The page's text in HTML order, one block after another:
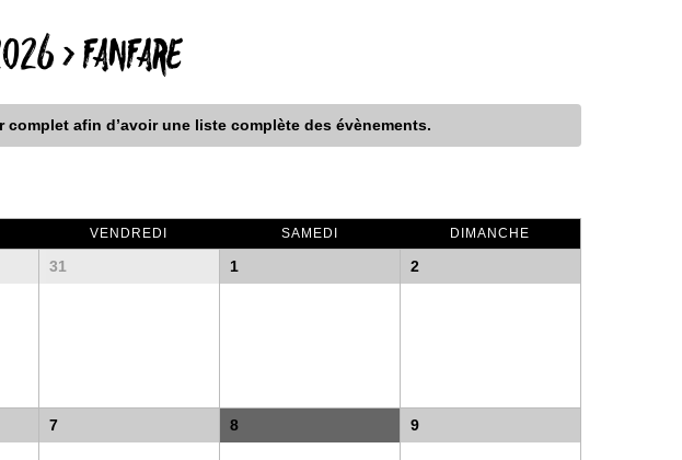
› FANFARE
afin d’avoir une liste complète des évènements.
VENDREDI SAMEDI DIMANCHE
31 1 2
7 8 9